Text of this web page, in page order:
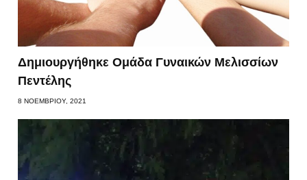
Δημιουργήθηκε Ομάδα Γυναικών Μελισσίων
Πεντέλης
8 ΝΟΕΜΒΡΊΟΥ, 2021